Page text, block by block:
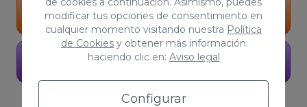
modificar tus opciones de consentimiento en
cualquier momento visitando nuestra Política
de Cookies y obtener más información
haciendo clic en: Aviso legal
Configurar
Portfolio
Pide presupuesto